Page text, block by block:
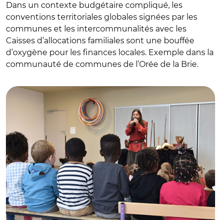
Dans un contexte budgétaire compliqué, les
conventions territoriales globales signées par les
communes et les intercommunalités avec les
Caisses d’allocations familiales sont une bouffée
d’oxygène pour les finances locales. Exemple dans la
communauté de communes de l’Orée de la Brie.